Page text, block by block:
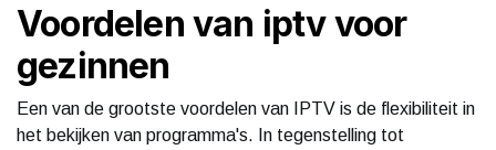
Voordelen van iptv voor
gezinnen
Een van de grootste voordelen van IPTV is de flexibiliteit in
het bekijken van programma's. In tegenstelling tot